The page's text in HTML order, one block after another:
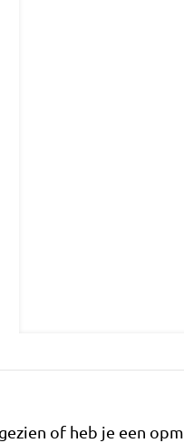
of heb je een